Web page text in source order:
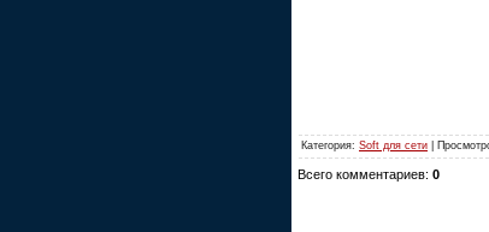
Категория: Soft для сети |
Всего комментариев: 0